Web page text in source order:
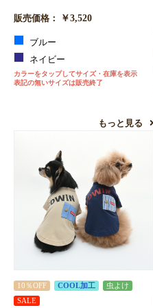
販売価格： ￥3,520
ブルー
ネイビー
カラーをタップしてサイズ・在庫を表示
表記の無いサイズは販売終了
もっと見る
10％OFF COOL加工
虫よけ
SALE